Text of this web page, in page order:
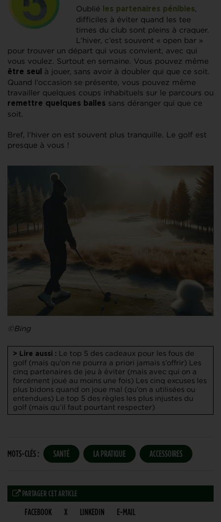
Oublié les partenaires pénibles,
difficiles à éviter quand les tee
times du club sont pleins à craquer.
L’hiver, c’est souvent « open bar »
pour trouver un départ qui vous convient, avec qui
vous voulez. Surtout en semaine. Vous pouvez même
être seul
à jouer, sans avoir à doubler qui que ce soit.
Quand l’occasion se présente, vous pouvez même
travailler quelques coups inhabituels sur le parcours ou
remettre quelques balles sans déranger qui que ce
soit.
Bref, l’hiver on est souvent plus tranquille. Le golf est
presque à vous !
©Bing
> Lire aussi :
Le top 5 des cadeaux pour les fous de
golf (mais qu’on ne pourra a priori jamais s’offrir)
Les
cinq partenaires de jeu à éviter (mais avec qui on a
forcément joué au moins une fois)
Les cinq excuses les
plus bidons quand on joue mal (qu’on a utilisées ou
entendues)
Le top 5 des règles les plus injustes du
golf (mais qu’il faut pourtant respecter)
MOTS-CLÉS : SANTÉ LA PRATIQUE ACCESSOIRES
PARTAGER CET ARTICLE
FACEBOOK X LINKEDIN E-MAIL